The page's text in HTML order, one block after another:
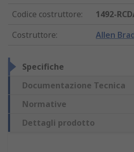
Codice costruttore:
1492-
Costruttore: Allen
Specifiche
Documentazione Tecnica
Normative
Dettagli prodotto